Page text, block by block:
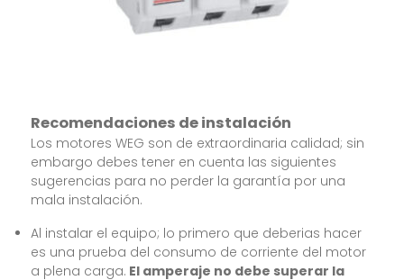
Recomendaciones de instalación
Los motores WEG son de extraordinaria calidad; sin
embargo debes tener en cuenta las siguientes
sugerencias para no perder la garantía por una
mala instalación.
Al instalar el equipo; lo primero que deberias hacer
es una prueba del consumo de corriente del motor
a plena carga. El amperaje no debe superar la